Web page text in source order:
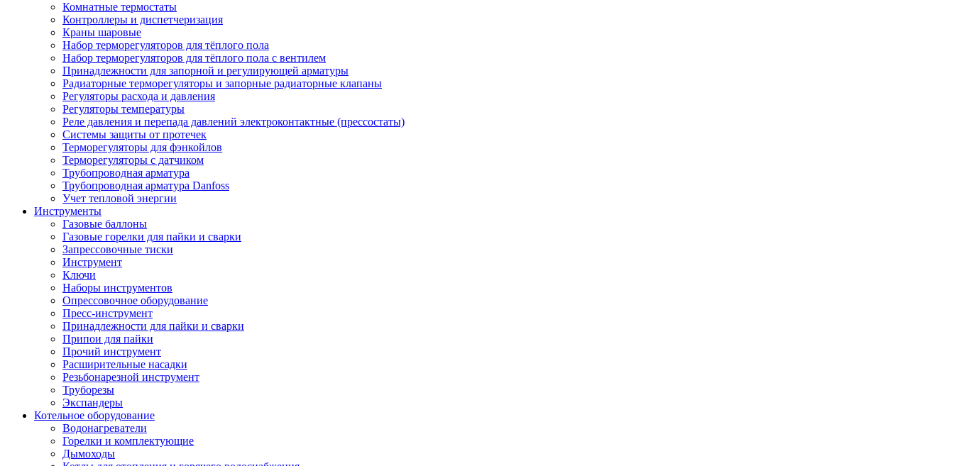
Комнатные термостаты
Контроллеры и диспетчеризация
Краны шаровые
Набор терморегуляторов для тёплого пола
Набор терморегуляторов для тёплого пола с вентилем
Принадлежности для запорной и регулирующей арматуры
Радиаторные терморегуляторы и запорные радиаторные клапаны
Регуляторы расхода и давления
Регуляторы температуры
Реле давления и перепада давлений электроконтактные (прессостаты)
Системы защиты от протечек
Терморегуляторы для фэнкойлов
Терморегуляторы с датчиком
Трубопроводная арматура
Трубопроводная арматура Danfoss
Учет тепловой энергии
Инструменты
Газовые баллоны
Газовые горелки для пайки и сварки
Запрессовочные тиски
Инструмент
Ключи
Наборы инструментов
Опрессовочное оборудование
Пресс-инструмент
Принадлежности для пайки и сварки
Припои для пайки
Прочий инструмент
Расширительные насадки
Резьбонарезной инструмент
Труборезы
Экспандеры
Котельное оборудование
Водонагреватели
Горелки и комплектующие
Дымоходы